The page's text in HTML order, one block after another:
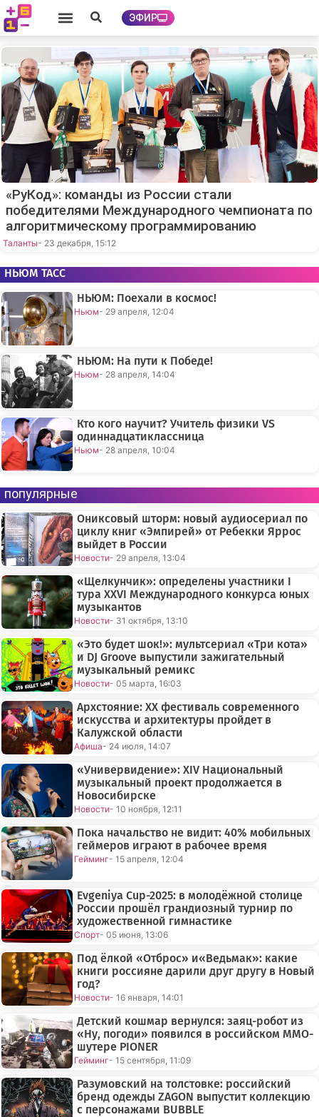
ЭФИР
«РуКод»: команды из России стали
победителями Международного чемпионата по
алгоритмическому программированию
Таланты- 23 декабря, 15:12
НЬЮМ ТАСС
НЬЮМ: Поехали в космос!
Ньюм- 29 апреля, 12:04
НЬЮМ: На пути к Победе!
Ньюм- 28 апреля, 14:04
Кто кого научит? Учитель физики VS
одиннадцатиклассница
Ньюм- 28 апреля, 10:04
популярные
Ониксовый шторм: новый аудиосериал по
циклу книг «Эмпирей» от Ребекки Яррос
выйдет в России
Новости- 29 апреля, 13:04
«Щелкунчик»: определены участники I
тура XXVI Международного конкурса юных
музыкантов
Новости- 31 октября, 13:10
«Это будет шок!»: мультсериал «Три кота»
и DJ Groove выпустили зажигательный
музыкальный ремикс
Новости- 05 марта, 16:03
Архстояние: XX фестиваль современного
искусства и архитектуры пройдет в
Калужской области
Афиша- 24 июля, 14:07
«Универвидение»: XIV Национальный
музыкальный проект продолжается в
Новосибирске
Новости- 10 ноября, 12:11
Пока начальство не видит: 40% мобильных
геймеров играют в рабочее время
Гейминг- 15 апреля, 12:04
Evgeniya Cup-2025: в молодёжной столице
России прошёл грандиозный турнир по
художественной гимнастике
Спорт- 05 июня, 13:06
Под ёлкой «Отброс» и«Ведьмак»: какие
книги россияне дарили друг другу в Новый
год?
Новости- 16 января, 14:01
Детский кошмар вернулся: заяц-робот из
«Ну, погоди» появился в российском MMO-
шутере PIONER
Гейминг- 15 сентября, 11:09
Разумовский на толстовке: российский
бренд одежды ZAGON выпустит коллекцию
с персонажами BUBBLE